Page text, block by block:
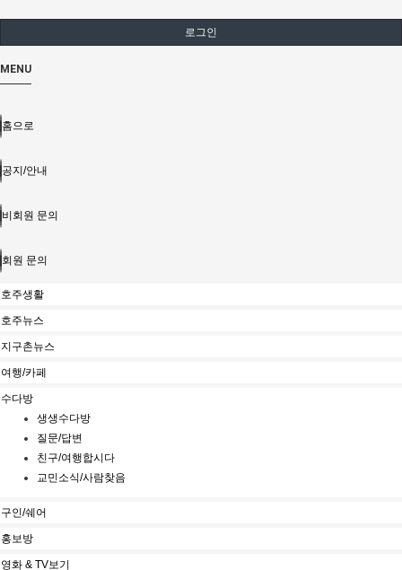
로그인
MENU
홈으로
공지/안내
비회원 문의
회원 문의
호주생활
호주뉴스
지구촌뉴스
여행/카페
수다방
생생수다방
질문/답변
친구/여행합시다
교민소식/사람찾음
구인/쉐어
홍보방
영화 & TV보기